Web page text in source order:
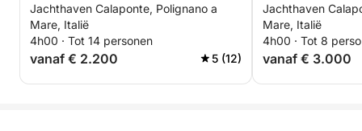
Monopoli verkennen
Jachthaven Calaponte, Polignano a
Mare, Italië
4h00 · Tot 14 personen
vanaf € 2.200 5 (12)
Jachthaven
Mare, Italië
4h00 · Tot 8
vanaf € 3.000